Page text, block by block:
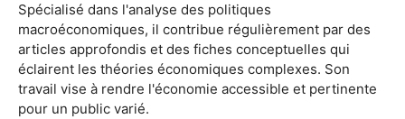
Spécialisé dans l'analyse des politiques
macroéconomiques, il contribue régulièrement par des
articles approfondis et des fiches conceptuelles qui
éclairent les théories économiques complexes. Son
travail vise à rendre l'économie accessible et pertinente
pour un public varié.